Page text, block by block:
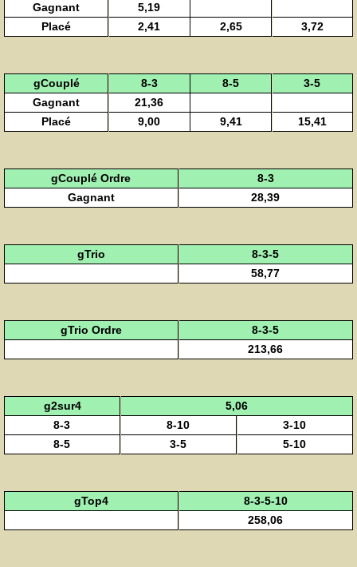
Gagnant
5,19
Placé
2,41 2,65 3,72
gCouplé 8-3 8-5
3-5
Gagnant
21,36
Placé
9,00 9,41 15,41
gCouplé Ordre
8-3
Gagnant
28,39
gTrio
8-3-5
58,77
gTrio Ordre
8-3-5
213,66
g2sur4
5,06
8-3
8-10
3-10
8-5
3-5 5-10
gTop4
8-3-5-10
258,06